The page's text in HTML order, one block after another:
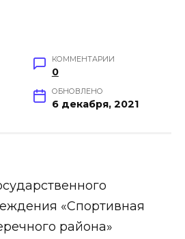
КОММЕНТАРИИ
0
ОБНОВЛЕНО
6 декабря, 2021
«Спортивная
района»